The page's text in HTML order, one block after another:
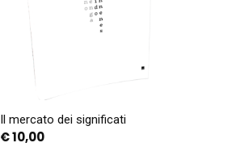
Il mercato dei significati
€10,00